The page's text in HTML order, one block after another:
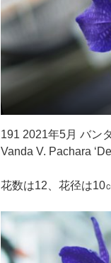
191 2021年5月 バン
Vanda V. Pachara
花数は12、花径は10